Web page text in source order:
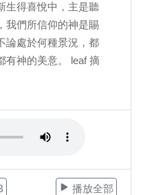
生得喜悅中，主是聽
我們所信仰的神是賜
論處於何種景況，都
有神的美意。 leaf 摘
播放全部